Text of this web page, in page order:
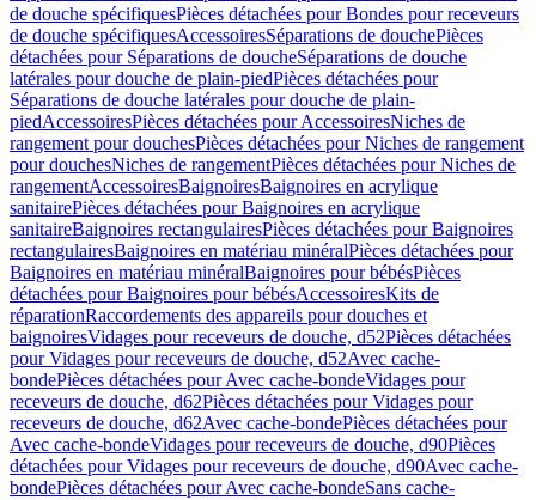
de douche spécifiquesPièces détachées pour Bondes pour receveurs
de douche spécifiquesAccessoiresSéparations de douchePièces
détachées pour Séparations de doucheSéparations de douche
latérales pour douche de plain-piedPièces détachées pour
Séparations de douche latérales pour douche de plain-
piedAccessoiresPièces détachées pour AccessoiresNiches de
rangement pour douchesPièces détachées pour Niches de rangement
pour douchesNiches de rangementPièces détachées pour Niches de
rangementAccessoiresBaignoiresBaignoires en acrylique
sanitairePièces détachées pour Baignoires en acrylique
sanitaireBaignoires rectangulairesPièces détachées pour Baignoires
rectangulairesBaignoires en matériau minéralPièces détachées pour
Baignoires en matériau minéralBaignoires pour bébésPièces
détachées pour Baignoires pour bébésAccessoiresKits de
réparationRaccordements des appareils pour douches et
baignoiresVidages pour receveurs de douche, d52Pièces détachées
pour Vidages pour receveurs de douche, d52Avec cache-
bondePièces détachées pour Avec cache-bondeVidages pour
receveurs de douche, d62Pièces détachées pour Vidages pour
receveurs de douche, d62Avec cache-bondePièces détachées pour
Avec cache-bondeVidages pour receveurs de douche, d90Pièces
détachées pour Vidages pour receveurs de douche, d90Avec cache-
bondePièces détachées pour Avec cache-bondeSans cache-